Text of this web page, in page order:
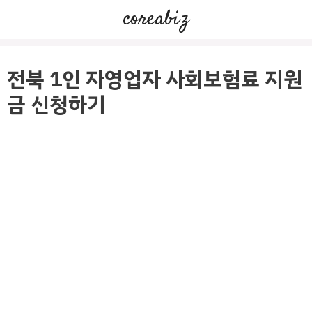
로
건
너
coreabiz
전북 1인 자영업자 사회보험료 지원
금 신청하기